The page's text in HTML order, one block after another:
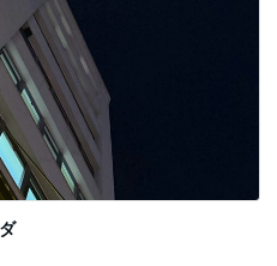
読む
た初日のKTV
1日前